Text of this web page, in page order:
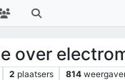
over
2 plaatsers 814